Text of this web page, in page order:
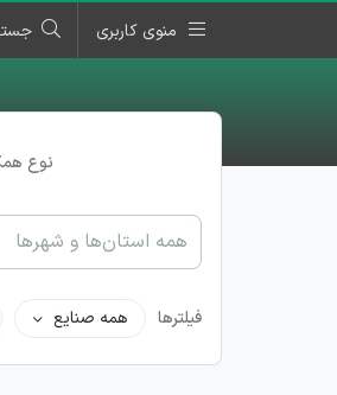
منوی کاربری
نوع
همه استان‌ها و شهرها
فیلترها همه صنایع